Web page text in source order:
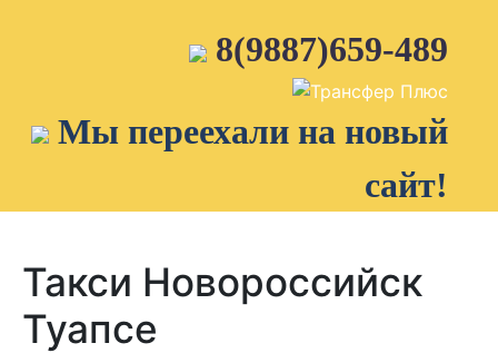
8(9887)659-489
Мы переехали на новый
сайт!
Такси Новороссийск
Туапсе